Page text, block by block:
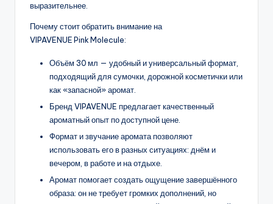
выразительнее.
Почему стоит обратить внимание на
VIPAVENUE Pink Molecule:
Объём 30 мл — удобный и универсальный формат,
подходящий для сумочки, дорожной косметички или
как «запасной» аромат.
Бренд VIPAVENUE предлагает качественный
ароматный опыт по доступной цене.
Формат и звучание аромата позволяют
использовать его в разных ситуациях: днём и
вечером, в работе и на отдыхе.
Аромат помогает создать ощущение завершённого
образа: он не требует громких дополнений, но